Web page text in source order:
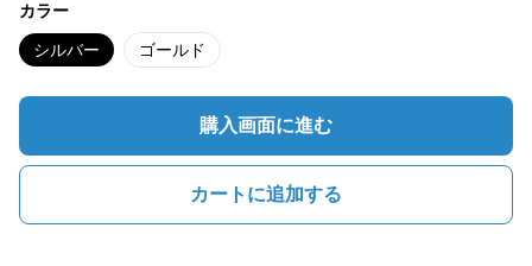
カラー
シルバー ゴールド
購入画面に進む
カートに追加する